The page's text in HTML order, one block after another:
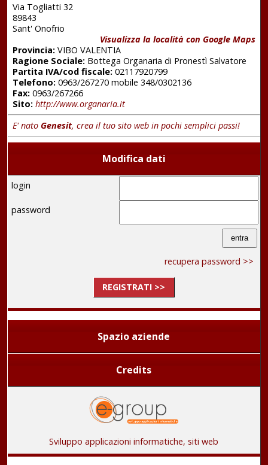
Via Togliatti 32
89843
Sant' Onofrio
Visualizza la località con Google Maps
Provincia:VIBO VALENTIA
Ragione Sociale:Bottega Organaria di Pronestì Salvatore
Partita IVA/cod fiscale:02117920799
Telefono:0963/267270 mobile 348/0302136
Fax:0963/267266
Sito: http://www.organaria.it
E' nato Genesit, crea il tuo sito web in pochi semplici passi!
Modifica dati
login
password
recupera password >>
REGISTRATI >>
Spazio aziende
Credits
Sviluppo applicazioni informatiche, siti web